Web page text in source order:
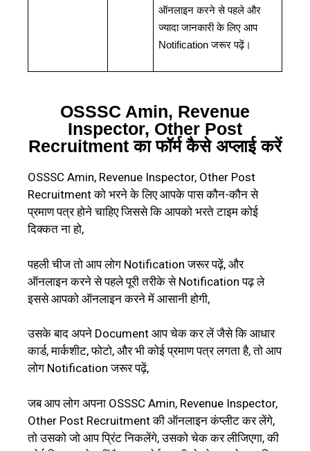
ऑनलाइन करने से पहले और
ज्यादा जानकारी के लिए आप
Notificationजरूर पढ़ें।
OSSSC Amin, Revenue
Inspector, Other Post
Recruitment का फॉर्म कैसे अप्लाई करें
OSSSC Amin, Revenue Inspector, Other Post
Recruitment को भरने के लिए आपके पास कौन-कौन से
प्रमाण पत्र होने चाहिए जिससे कि आपको भरते टाइम कोई
दिक्कत ना हो,
पहली चीज तो आप लोग Notification जरूर पढ़ें, और
ऑनलाइन करने से पहले पूरी तरीके से Notification पढ़ ले
इससे आपको ऑनलाइन करने में आसानी होगी,
उसके बाद अपने Document आप चेक कर लें जैसे कि आधार
कार्ड, मार्कशीट, फोटो, और भी कोई प्रमाण पत्र लगता है, तो आप
लोग Notification जरूर पढ़ें,
जब आप लोग अपना OSSSC Amin, Revenue Inspector,
Other Post Recruitment की ऑनलाइन कंप्लीट कर लेंगे,
तो उसको जो आप प्रिंट निकलेंगे, उसको चेक कर लीजिएगा, की